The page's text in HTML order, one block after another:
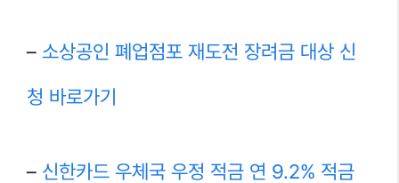
– 소상공인 폐업점포 재도전 장려금 대상 신
청 바로가기
– 신한카드 우체국 우정 적금 연 9.2% 적금